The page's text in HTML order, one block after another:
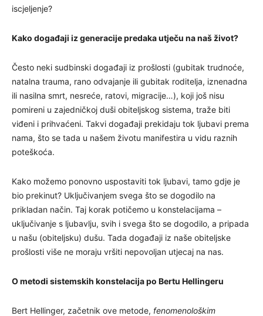
iscjeljenje?
Kako događaji iz generacije predaka utječu na naš život?
Često neki sudbinski događaji iz prošlosti (gubitak trudnoće,
natalna trauma, rano odvajanje ili gubitak roditelja, iznenadna
ili nasilna smrt, nesreće, ratovi, migracije…), koji još nisu
pomireni u zajedničkoj duši obiteljskog sistema, traže biti
viđeni i prihvaćeni. Takvi događaji prekidaju tok ljubavi prema
nama, što se tada u našem životu manifestira u vidu raznih
poteškoća.
Kako možemo ponovno uspostaviti tok ljubavi, tamo gdje je
bio prekinut? Uključivanjem svega što se dogodilo na
prikladan način. Taj korak potičemo u konstelacijama –
uključivanje s ljubavlju, svih i svega što se dogodilo, a pripada
u našu (obiteljsku) dušu. Tada događaji iz naše obiteljske
prošlosti više ne moraju vršiti nepovoljan utjecaj na nas.
O metodi sistemskih konstelacija po Bertu Hellingeru
Bert Hellinger, začetnik ove metode, fenomenološkim